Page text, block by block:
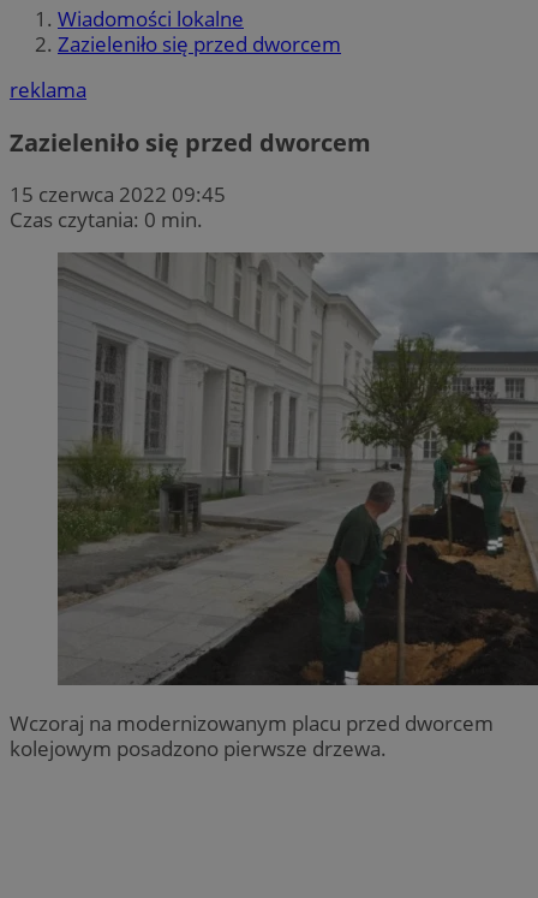
Wiadomości lokalne
Zazieleniło się przed dworcem
reklama
Zazieleniło się przed dworcem
15 czerwca 2022 09:45
Czas czytania: 0 min.
Wczoraj na modernizowanym placu przed dworcem
kolejowym posadzono pierwsze drzewa.